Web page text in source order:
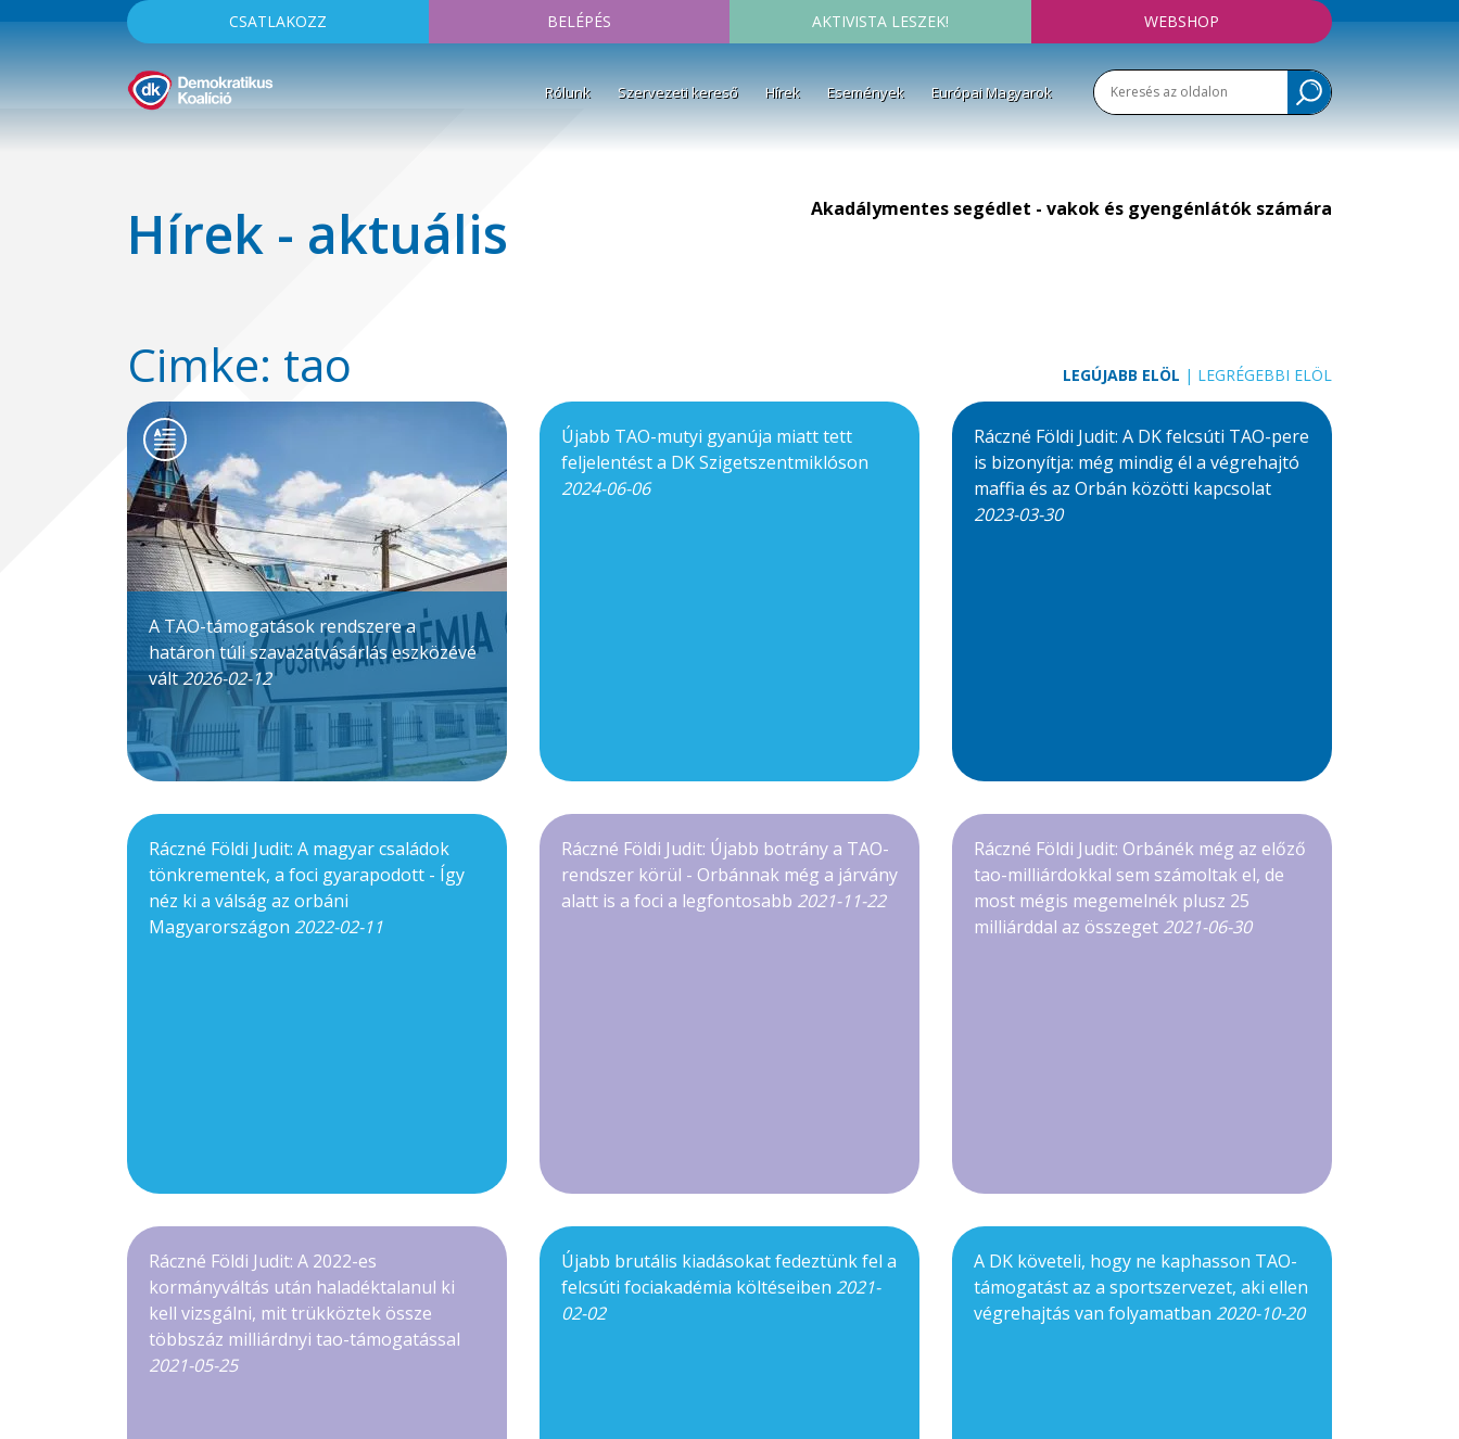
CSATLAKOZZ BELÉPÉS AKTIVISTA LESZEK! WEBSHOP
Rólunk Szervezeti kereső Hírek Események Európai Magyarok
Hírek - aktuális Akadálymentes segédlet - vakok és gyengénlátók számára
Cimke: tao LEGÚJABB ELÖL | LEGRÉGEBBI ELÖL
A TAO-támogatások rendszere a
határon túli szavazatvásárlás eszközévé
vált2026-02-12
Újabb TAO-mutyi gyanúja miatt tett
feljelentést a DK Szigetszentmiklóson
2024-06-06
Ráczné Földi Judit: A DK felcsúti TAO-pere
is bizonyítja: még mindig él a végrehajtó
maffia és az Orbán közötti kapcsolat
2023-03-30
Ráczné Földi Judit: A magyar családok
tönkrementek, a foci gyarapodott - Így
néz ki a válság az orbáni
Magyarországon 2022-02-11
Ráczné Földi Judit: Újabb botrány a TAO-
rendszer körül - Orbánnak még a járvány
alatt is a foci a legfontosabb 2021-11-22
Ráczné Földi Judit: Orbánék még az előző
tao-milliárdokkal sem számoltak el, de
most mégis megemelnék plusz 25
milliárddal az összeget 2021-06-30
Ráczné Földi Judit: A 2022-es
kormányváltás után haladéktalanul ki
kell vizsgálni, mit trükköztek össze
többszáz milliárdnyi tao-támogatással
2021-05-25
Újabb brutális kiadásokat fedeztünk fel a
felcsúti fociakadémia költéseiben 2021-
02-02
A DK követeli, hogy ne kaphasson TAO-
támogatást az a sportszervezet, aki ellen
végrehajtás van folyamatban 2020-10-20